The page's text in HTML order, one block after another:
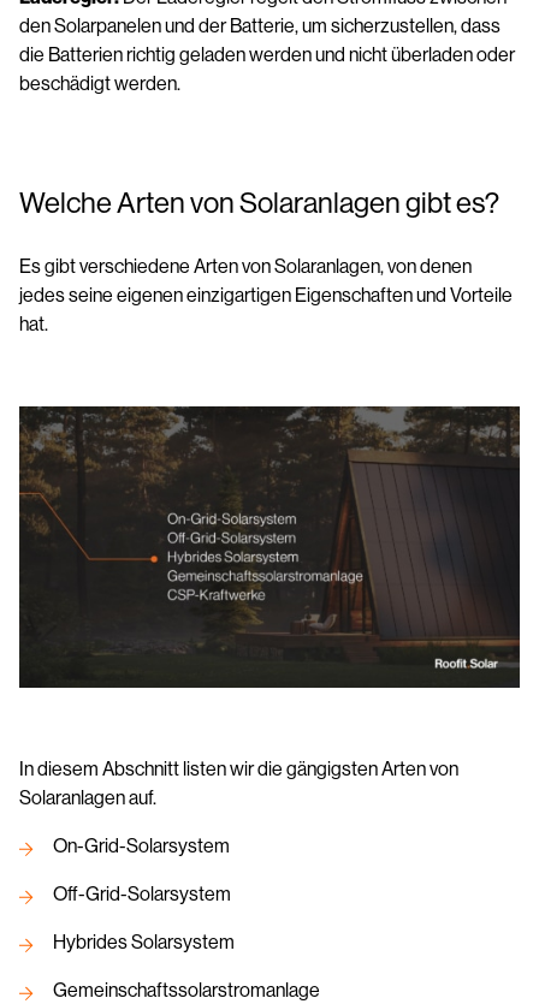
den Solarpanelen und der Batterie, um sicherzustellen, dass
die Batterien richtig geladen werden und nicht überladen oder
beschädigt werden.
Welche Arten von Solaranlagen gibt es?
Es gibt verschiedene Arten von Solaranlagen, von denen
jedes seine eigenen einzigartigen Eigenschaften und Vorteile
hat.
In diesem Abschnitt listen wir die gängigsten Arten von
Solaranlagen auf.
On-Grid-Solarsystem
Off-Grid-Solarsystem
Hybrides Solarsystem
Gemeinschaftssolarstromanlage